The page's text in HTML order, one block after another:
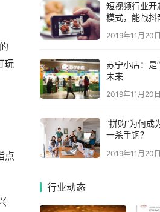
玩
点
短视频行业开
模式，能战抖
2019年11月20日
苏宁小店：是
未来
2019年11月20日
“拼购”为何成
一杀手锏？
2019年11月20日
行业动态